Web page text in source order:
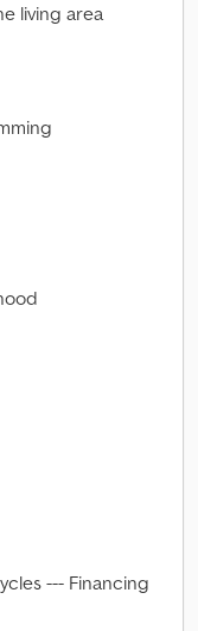
living area
--- Financing